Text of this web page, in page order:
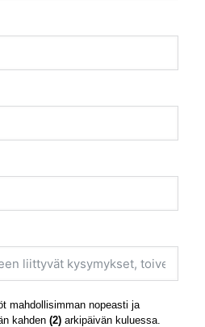
mahdollisimman nopeasti ja
kahden (2) arkipäivän kuluessa.